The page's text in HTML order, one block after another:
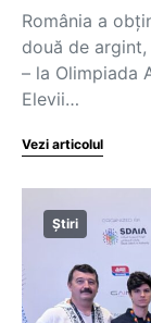
România a
două de
– la Olimpiada
Elevii…
Vezi articolul
Știri